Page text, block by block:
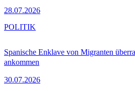
28.07.2026
Spanische Enklave von Migranten
ankommen
30.07.2026
POLITIK